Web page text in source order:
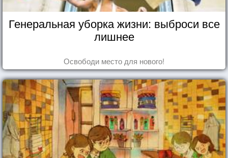
Генеральная уборка жизни: выброси все
лишнее
Освободи место для нового!